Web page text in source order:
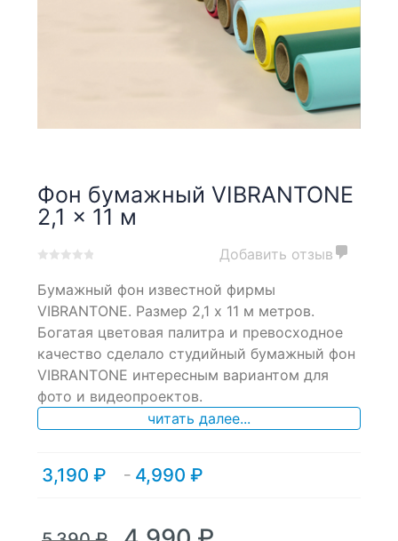
Фон бумажный VIBRANTONE
2,1 x 11 м
out
of
on
customer
ratings
Добавить отзыв
Бумажный фон известной фирмы
VIBRANTONE. Размер 2,1 x 11 м метров.
Богатая цветовая палитра и превосходное
качество сделало студийный бумажный фон
VIBRANTONE интересным вариантом для
фото и видеопроектов.
читать далее...
3,190 ₽ – 4,990 ₽
Диапазон
Первоначальная
Текущая